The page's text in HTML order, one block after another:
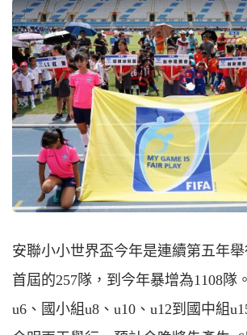
安聯小小世界盃今年是連續第五年
首屆的257隊，到今年暴增為1108隊
u6、國小組u8、u10、u12到國中組